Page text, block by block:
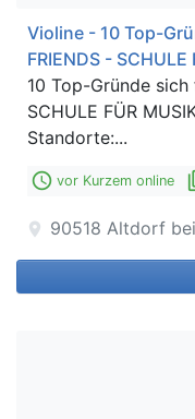
Violine - 10 Top-
FRIENDS -
10 Top-Gründe sich
SCHULE FÜR
Standorte:...
access_time vor Kurzem online
location_on 90518 Altdorf